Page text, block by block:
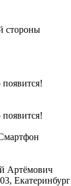
стороны
Артёмович
Екатеринбург